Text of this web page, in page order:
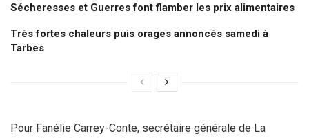
Sécheresses et Guerres font flamber les prix alimentaires
Très fortes chaleurs puis orages annoncés samedi à
Tarbes
Pour Fanélie Carrey-Conte, secrétaire générale de La